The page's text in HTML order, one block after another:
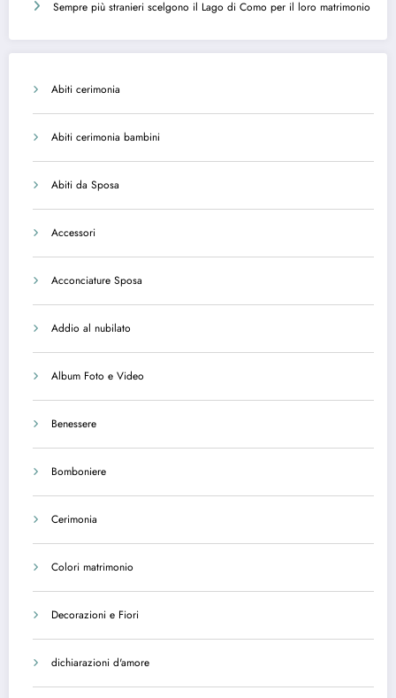
Sempre più stranieri scelgono il Lago di Como per il loro matrimonio
Abiti cerimonia
Abiti cerimonia bambini
Abiti da Sposa
Accessori
Acconciature Sposa
Addio al nubilato
Album Foto e Video
Benessere
Bomboniere
Cerimonia
Colori matrimonio
Decorazioni e Fiori
dichiarazioni d'amore